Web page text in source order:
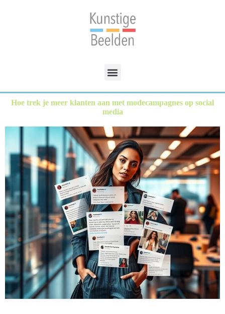
Hoe trek je meer klanten aan met modecampagnes op social
media